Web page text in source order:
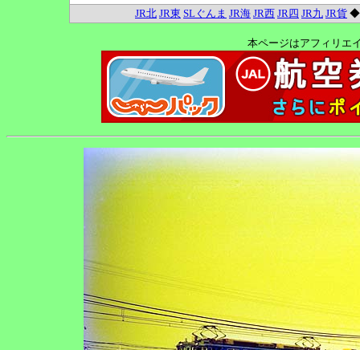
JR北 JR東 SLぐんま JR海 JR西 JR四 JR九 JR貨
本ページはアフィリエ